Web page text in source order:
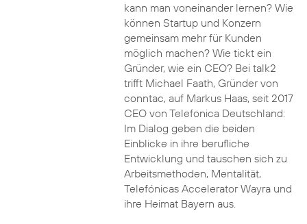
kann man voneinander lernen? Wie
können Startup und Konzern
gemeinsam mehr für Kunden
möglich machen? Wie tickt ein
Gründer, wie ein CEO? Bei talk2
trifft Michael Faath, Gründer von
conntac, auf Markus Haas, seit 2017
CEO von Telefonica Deutschland:
Im Dialog geben die beiden
Einblicke in ihre berufliche
Entwicklung und tauschen sich zu
Arbeitsmethoden, Mentalität,
Telefónicas Accelerator Wayra und
ihre Heimat Bayern aus.